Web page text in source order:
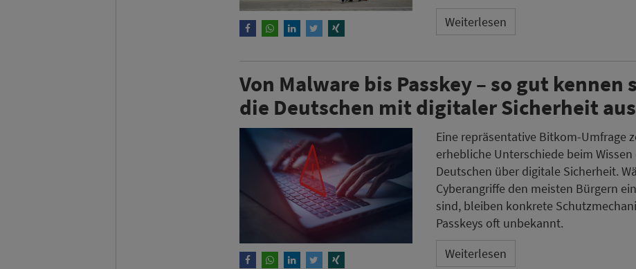
Weiterlesen
Von Malware bis Passkey – so gut kennen
die Deutschen mit digitaler Sicherheit aus
Eine repräsentative Bitkom-Umfrage
erhebliche Unterschiede beim Wissen
Deutschen über digitale Sicherheit.
Cyberangriffe den meisten Bürgern
sind, bleiben konkrete
Passkeys oft unbekannt.
Weiterlesen